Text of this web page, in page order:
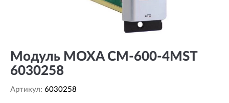
Модуль MOXA CM-600-4MST
6030258
Артикул: 6030258